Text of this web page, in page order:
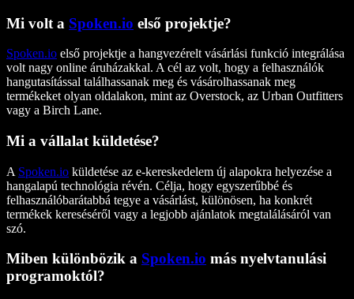
Mi volt a Spoken.io első projektje?
Spoken.io első projektje a hangvezérelt vásárlási funkció integrálása
volt nagy online áruházakkal. A cél az volt, hogy a felhasználók
hangutasítással találhassanak meg és vásárolhassanak meg
termékeket olyan oldalakon, mint az Overstock, az Urban Outfitters
vagy a Birch Lane.
Mi a vállalat küldetése?
A Spoken.io küldetése az e-kereskedelem új alapokra helyezése a
hangalapú technológia révén. Célja, hogy egyszerűbbé és
felhasználóbarátabbá tegye a vásárlást, különösen, ha konkrét
termékek kereséséről vagy a legjobb ajánlatok megtalálásáról van
szó.
Miben különbözik a Spoken.io más nyelvtanulási
programoktól?